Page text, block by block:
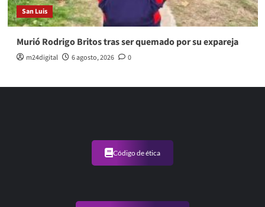
San Luis
Murió Rodrigo Britos tras ser quemado por su expareja
m24digital 6 agosto, 2026 0
Código de ética